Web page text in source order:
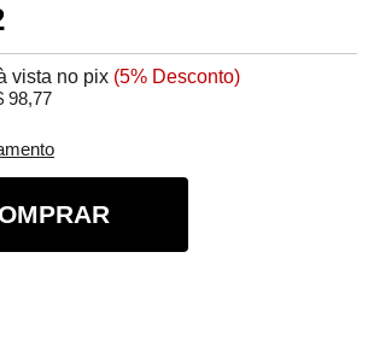
vista no pix (5% Desconto)
98,77